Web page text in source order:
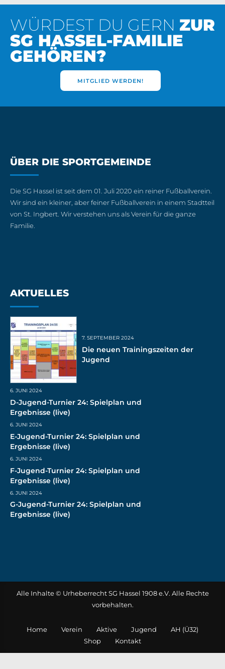
WÜRDEST DU GERN ZUR
SG HASSEL-FAMILIE
GEHÖREN?
MITGLIED WERDEN!
ÜBER DIE SPORTGEMEINDE
Die SG Hassel ist seit dem 01. Juli 2020 ein reiner Fußballverein.
Wir sind ein kleiner, aber feiner Fußballverein in einem Stadtteil
von St. Ingbert. Wir verstehen uns als Verein für die ganze
Familie.
AKTUELLES
7. SEPTEMBER 2024
Die neuen Trainingszeiten der
Jugend
6. JUNI 2024
D-Jugend-Turnier 24: Spielplan und
Ergebnisse (live)
6. JUNI 2024
E-Jugend-Turnier 24: Spielplan und
Ergebnisse (live)
6. JUNI 2024
F-Jugend-Turnier 24: Spielplan und
Ergebnisse (live)
6. JUNI 2024
G-Jugend-Turnier 24: Spielplan und
Ergebnisse (live)
Alle Inhalte © Urheberrecht SG Hassel 1908 e.V. Alle Rechte
vorbehalten.
Home Verein Aktive Jugend
AH (Ü32)
Shop
Kontakt